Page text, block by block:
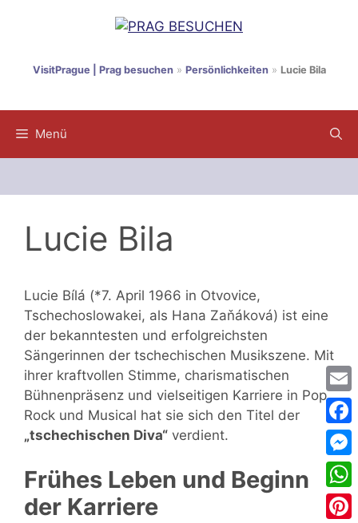
VisitPrague | Prag besuchen» Persönlichkeiten» Lucie Bila
Menü
Lucie Bila
Lucie Bílá (*7. April 1966 in Otvovice,
Tschechoslowakei, als Hana Zaňáková) ist eine
der bekanntesten und erfolgreichsten
Sängerinnen der tschechischen Musikszene. Mit
ihrer kraftvollen Stimme, charismatischen
Bühnenpräsenz und vielseitigen Karriere in Pop,
Rock und Musical hat sie sich den Titel der
„tschechischen Diva“ verdient.
Frühes Leben und Beginn
der Karriere